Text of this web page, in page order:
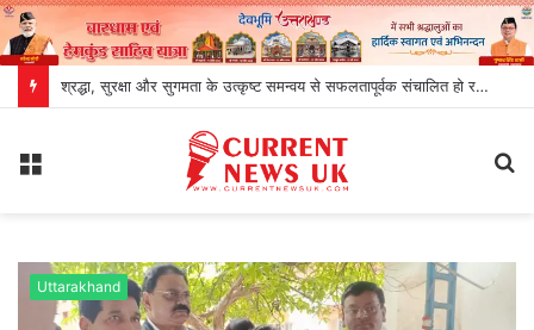
श्रद्धा, सुरक्षा और सुगमता के उत्कृष्ट समन्वय से सफलतापूर्वक संचालित हो रही है कांवड़ यात्रा
Uttarakhand